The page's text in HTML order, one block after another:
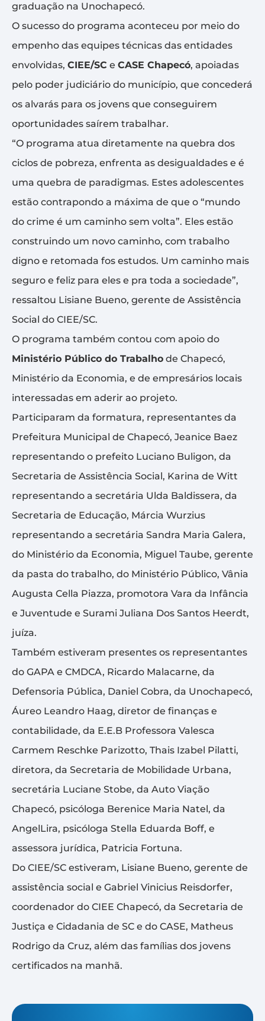
graduação na Unochapecó.
O sucesso do programa aconteceu por meio do
empenho das equipes técnicas das entidades
envolvidas, CIEE/SC e CASE Chapecó, apoiadas
pelo poder judiciário do município, que concederá
os alvarás para os jovens que conseguirem
oportunidades saírem trabalhar.
“O programa atua diretamente na quebra dos
ciclos de pobreza, enfrenta as desigualdades e é
uma quebra de paradigmas. Estes adolescentes
estão contrapondo a máxima de que o “mundo
do crime é um caminho sem volta”. Eles estão
construindo um novo caminho, com trabalho
digno e retomada fos estudos. Um caminho mais
seguro e feliz para eles e pra toda a sociedade”,
ressaltou Lisiane Bueno, gerente de Assistência
Social do CIEE/SC.
O programa também contou com apoio do
Ministério Público do Trabalho de Chapecó,
Ministério da Economia, e de empresários locais
interessadas em aderir ao projeto.
Participaram da formatura, representantes da
Prefeitura Municipal de Chapecó, Jeanice Baez
representando o prefeito Luciano Buligon, da
Secretaria de Assistência Social, Karina de Witt
representando a secretária Ulda Baldissera, da
Secretaria de Educação, Márcia Wurzius
representando a secretária Sandra Maria Galera,
do Ministério da Economia, Miguel Taube, gerente
da pasta do trabalho, do Ministério Público, Vânia
Augusta Cella Piazza, promotora Vara da Infância
e Juventude e Surami Juliana Dos Santos Heerdt,
juíza.
Também estiveram presentes os representantes
do GAPA e CMDCA, Ricardo Malacarne, da
Defensoria Pública, Daniel Cobra, da Unochapecó,
Áureo Leandro Haag, diretor de finanças e
contabilidade, da E.E.B Professora Valesca
Carmem Reschke Parizotto, Thais Izabel Pilatti,
diretora, da Secretaria de Mobilidade Urbana,
secretária Luciane Stobe, da Auto Viação
Chapecó, psicóloga Berenice Maria Natel, da
AngelLira, psicóloga Stella Eduarda Boff, e
assessora jurídica, Patricia Fortuna.
Do CIEE/SC estiveram, Lisiane Bueno, gerente de
assistência social e Gabriel Vinicius Reisdorfer,
coordenador do CIEE Chapecó, da Secretaria de
Justiça e Cidadania de SC e do CASE, Matheus
Rodrigo da Cruz, além das famílias dos jovens
certificados na manhã.